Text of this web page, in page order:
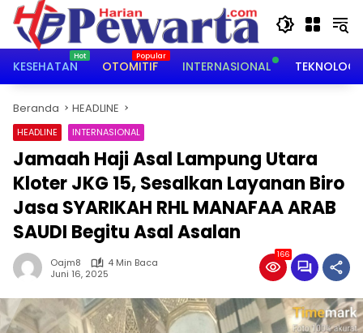
Langsung
konten
KESEHATAN
OTOMITIF INTERNASIONAL TEKNOLOGI
Beranda HEADLINE
HEADLINE INTERNASIONAL
Jamaah Haji Asal Lampung Utara
Kloter JKG 15, Sesalkan Layanan Biro
Jasa SYARIKAH RHL MANAFAA ARAB
SAUDI Begitu Asal Asalan
Oajm8
4 Min Baca
Juni 16, 2025
166